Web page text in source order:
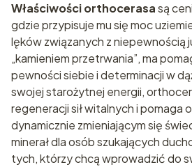
Właściwości orthocerasasą
gdzie przypisuje mu się moc
lęków związanych z niepewnością
„kamieniem przetrwania”, ma
pewności siebie i determinacji w
swojej starożytnej energii,
regeneracji sił witalnych i pomaga
dynamicznie zmieniającym się
minerał dla osób szukających
tych, którzy chcą wprowadzić do